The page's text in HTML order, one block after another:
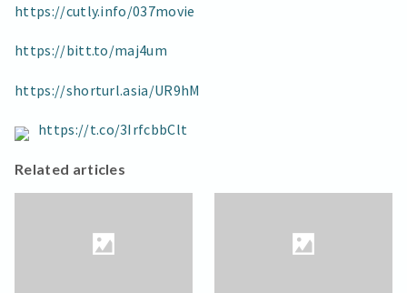
https://cutly.info/037movie
https://bitt.to/maj4um
https://shorturl.asia/UR9hM
https://t.co/3IrfcbbClt
Related articles